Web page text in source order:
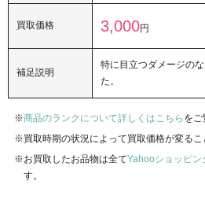
買取価格 3,000円
補足説明
特に目立つダメージの
た。
商品のランクについて詳しくはこちら をご
買取時期の状況によって買取価格が変るこ
お買取したお品物は全てYahooショッピン
す。